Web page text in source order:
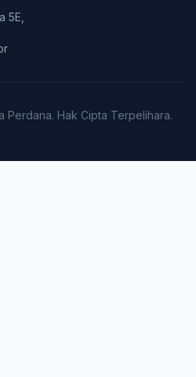
5E,
Perdana. Hak Cipta Terpelihara.